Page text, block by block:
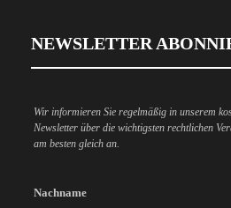
NEWSLETTER
Wir informieren Sie regelmäßig in unserem
Newsletter über die wichtigsten rechtlichen
am besten gleich an.
Nachname